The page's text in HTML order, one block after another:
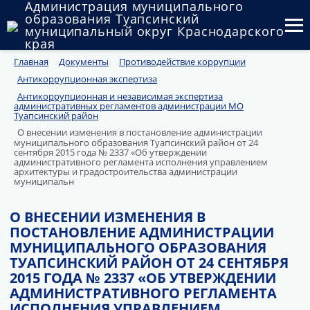
Администрация муниципального
образования Туапсинский
муниципальный округ Краснодарского
края
Округ
Администрация
Муниципальные закупки
Государственный и муниципальный контроль
Муниципальное имущество
Публичные слушания и общественные обсуждения
Документы
Главная Документы
Противодействие коррупции
Антикоррупционная экспертиза
Антикоррупционная и независимая экспертиза
административных регламентов администрации МО
Туапсинский район
О внесении изменения в постановление администрации
муниципального образования Туапсинский район от 24
сентября 2015 года № 2337 «Об утверждении
административного регламента исполнения управлением
архитектуры и градостроительства администрации
муниципальн
О ВНЕСЕНИИ ИЗМЕНЕНИЯ В
ПОСТАНОВЛЕНИЕ АДМИНИСТРАЦИИ
МУНИЦИПАЛЬНОГО ОБРАЗОВАНИЯ
ТУАПСИНСКИЙ РАЙОН ОТ 24 СЕНТЯБРЯ
2015 ГОДА № 2337 «ОБ УТВЕРЖДЕНИИ
АДМИНИСТРАТИВНОГО РЕГЛАМЕНТА